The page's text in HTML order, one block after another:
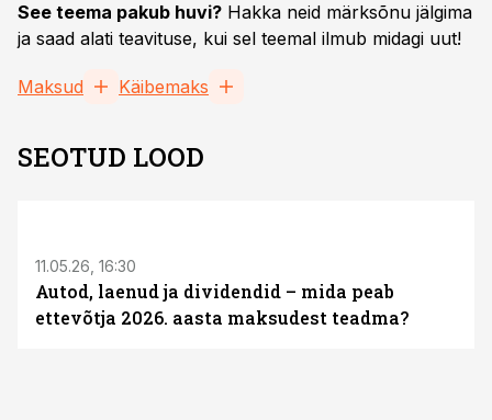
See teema pakub huvi? Hakka neid märksõnu jälgima
ja saad alati teavituse, kui sel teemal ilmub midagi uut!
Maksud Käibemaks
SEOTUD LOOD
11.05.26, 16:30
Autod, laenud ja dividendid – mida peab
ettevõtja 2026. aasta maksudest teadma?